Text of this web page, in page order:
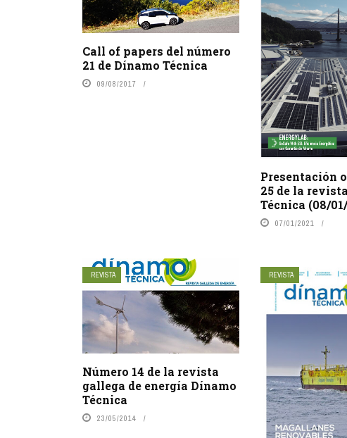
Call of papers del número
21 de Dínamo Técnica
09/08/2017
Presentación
25 de la
Técnica (08/
07/01/2021
REVISTA
Número 14 de la revista
gallega de energía Dínamo
Técnica
23/05/2014
REVISTA